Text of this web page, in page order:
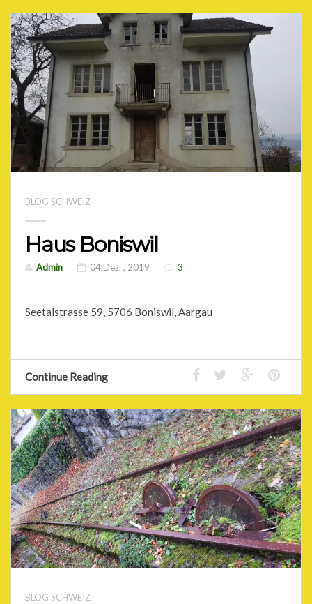
BLOG SCHWEIZ
Haus Boniswil
Admin 04 Dez. , 2019 3
Seetalstrasse 59, 5706 Boniswil, Aargau
Continue Reading
BLOG SCHWEIZ